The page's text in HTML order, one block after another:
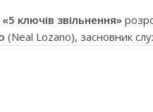
«5 ключів звільнення»
(Neal Lozano), засновник